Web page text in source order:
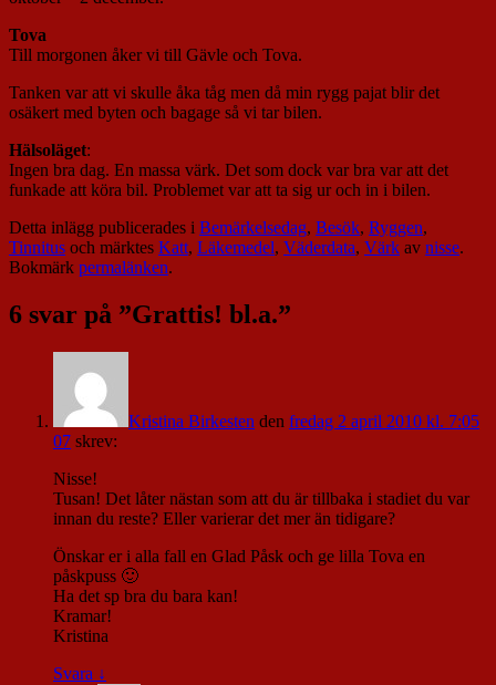
Tova
Till morgonen åker vi till Gävle och Tova.
Tanken var att vi skulle åka tåg men då min rygg pajat blir det
osäkert med byten och bagage så vi tar bilen.
Hälsoläget:
Ingen bra dag. En massa värk. Det som dock var bra var att det
funkade att köra bil. Problemet var att ta sig ur och in i bilen.
Detta inlägg publicerades i Bemärkelsedag, Besök, Ryggen,
Tinnitus och märktes Katt, Läkemedel, Väderdata, Värk av nisse.
Bokmärk permalänken.
6 svar på ”Grattis! bl.a.”
Kristina Birkesten den fredag 2 april 2010 kl. 7:05
07 skrev:
Nisse!
Tusan! Det låter nästan som att du är tillbaka i stadiet du var
innan du reste? Eller varierar det mer än tidigare?
Önskar er i alla fall en Glad Påsk och ge lilla Tova en
påskpuss 🙂
Ha det sp bra du bara kan!
Kramar!
Kristina
Svara ↓